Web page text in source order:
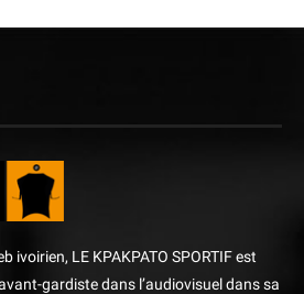
ivoirien, LE KPAKPATO SPORTIF est
gardiste dans l’audiovisuel dans sa